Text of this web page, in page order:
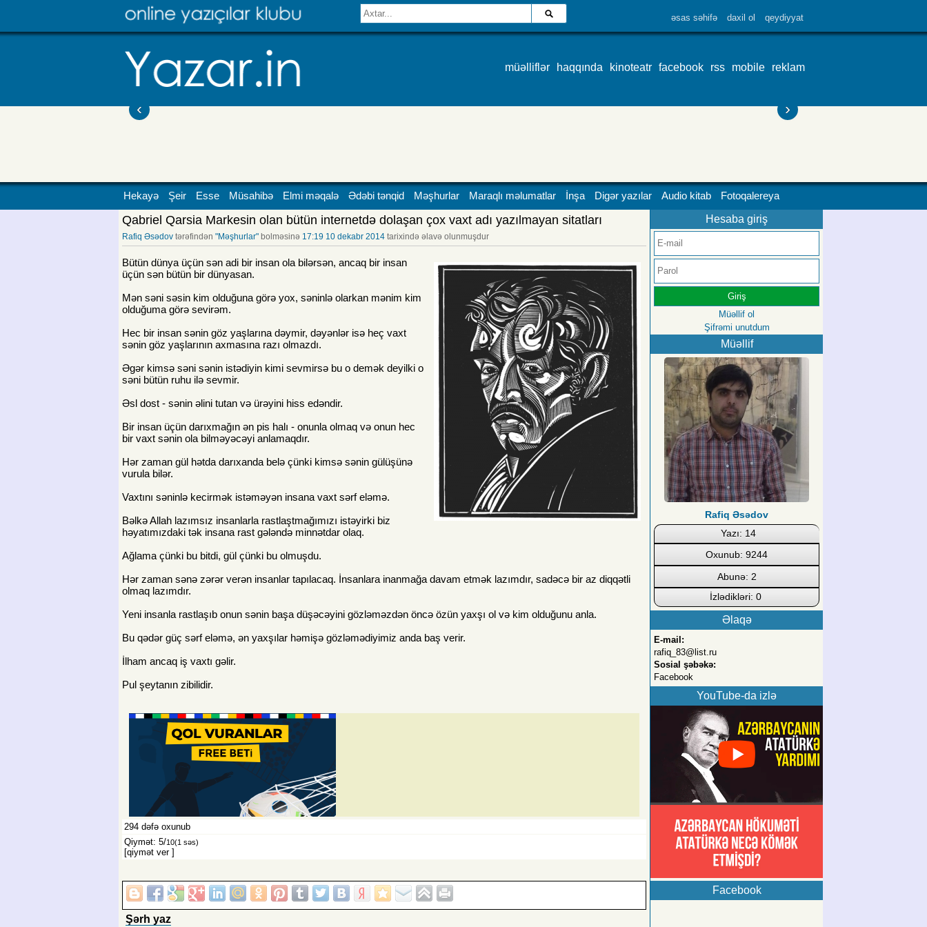
əsas səhifə daxil ol qeydiyyat
müəlliflər haqqında kinoteatr facebook rss mobile reklam
‹ ›
Hekayə Şeir Esse Müsahibə Elmi məqalə Ədəbi tənqid Məşhurlar Maraqlı məlumatlar İnşa Digər yazılar Audio kitab Fotoqalereya
Qabriel Qarsia Markesin olan bütün internetdə dolaşan çox vaxt adı yazılmayan sitatları
Rafiq Əsədov tərəfindən "Məşhurlar" bolməsinə 17:19 10 dekabr 2014 tarixində əlavə olunmuşdur
Bütün dünya üçün sən adi bir insan ola bilərsən, ancaq bir insan
üçün sən bütün bir dünyasan.
Mən səni səsin kim olduğuna görə yox, səninlə olarkan mənim kim
olduğuma görə sevirəm.
Hec bir insan sənin göz yaşlarına dəymir, dəyənlər isə heç vaxt
sənin göz yaşlarının axmasına razı olmazdı.
Əgər kimsə səni sənin istədiyin kimi sevmirsə bu o demək deyilki o
səni bütün ruhu ilə sevmir.
Əsl dost - sənin əlini tutan və ürəyini hiss edəndir.
Bir insan üçün darıxmağın ən pis halı - onunla olmaq və onun hec
bir vaxt sənin ola bilməyəcəyi anlamaqdır.
Hər zaman gül hətda darıxanda belə çünki kimsə sənin gülüşünə
vurula bilər.
Vaxtını səninlə kecirmək istəməyən insana vaxt sərf eləmə.
Bəlkə Allah lazımsız insanlarla rastlaştmağımızı istəyirki biz
həyatımızdaki tək insana rast gələndə minnətdar olaq.
Ağlama çünki bu bitdi, gül çünki bu olmuşdu.
Hər zaman sənə zərər verən insanlar tapılacaq. İnsanlara inanmağa davam etmək lazımdır, sadəcə bir az diqqətli
olmaq lazımdır.
Yeni insanla rastlaşıb onun sənin başa düşəcəyini gözləməzdən öncə özün yaxşı ol və kim olduğunu anla.
Bu qədər güç sərf eləmə, ən yaxşılar həmişə gözləmədiyimiz anda baş verir.
İlham ancaq iş vaxtı gəlir.
Pul şeytanın zibilidir.
294 dəfə oxunub
Qiymət: 5/10(1 səs)
[qiymət ver ]
Şərh yaz
Hesaba giriş
Müəllif ol
Şifrəmi unutdum
Müəllif
Rafiq Əsədov
Yazı: 14
Oxunub: 9244
Abunə: 2
İzlədikləri: 0
Əlaqə
E-mail:
rafiq_83@list.ru
Sosial şəbəkə:
Facebook
YouTube-da izlə
Facebook